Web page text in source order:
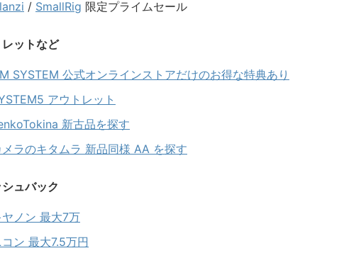
/ SmallRig 限定プライムセール
ットなど
SYSTEM 公式オンラインストアだけのお得な特典あり
アウトレット
新古品を探す
メラのキタムラ 新品同様 AA を探す
ュバック
ヤノン 最大7万
コン 最大7.5万円